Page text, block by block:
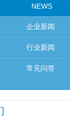
NEWS
企业新闻
行业新闻
常见问答